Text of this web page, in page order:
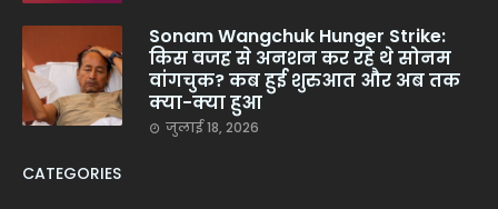
Sonam Wangchuk Hunger Strike:
किस वजह से अनशन कर रहे थे सोनम
वांगचुक? कब हुई शुरुआत और अब तक
क्या-क्या हुआ
जुलाई 18, 2026
CATEGORIES